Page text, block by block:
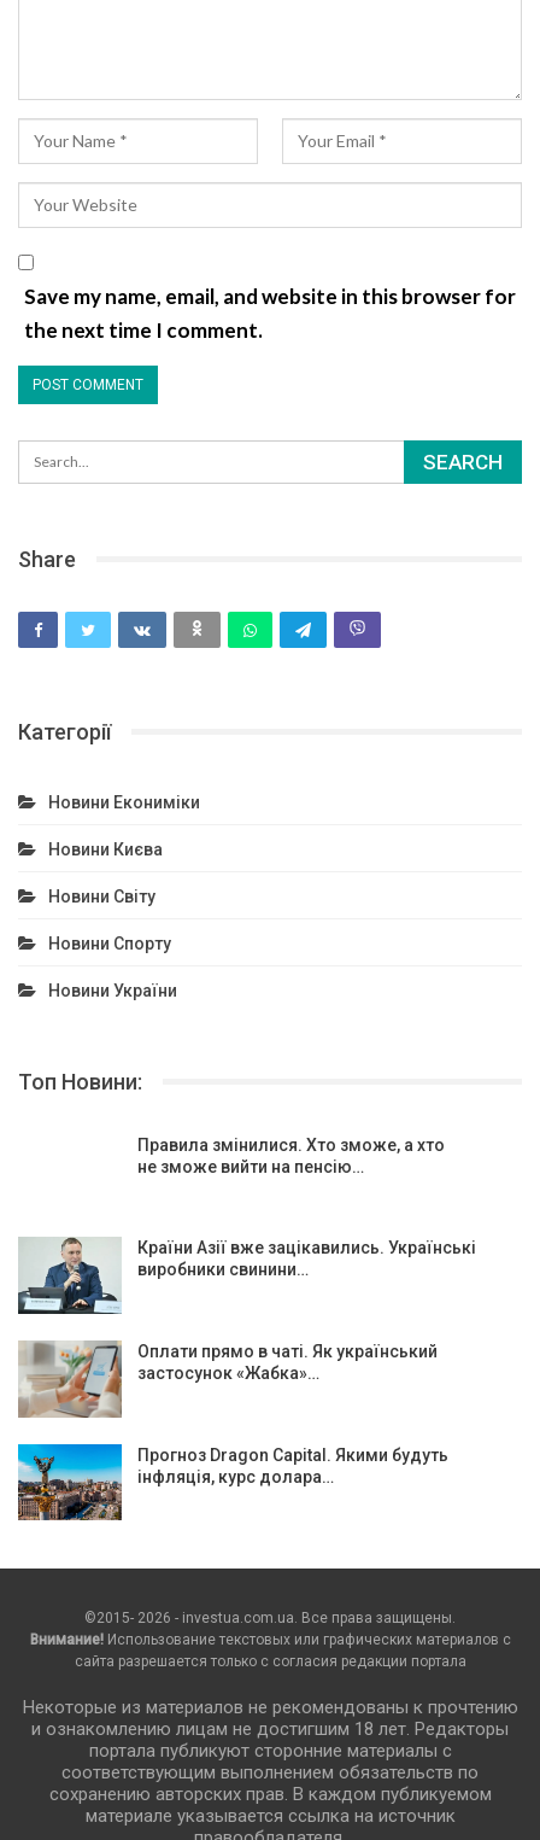
Save my name, email, and website in this browser for
the next time I comment.
Share
Категорії
Новини Екониміки
Новини Києва
Новини Світу
Новини Спорту
Новини України
Топ Новини:
Правила змінилися. Хто зможе, а хто
не зможе вийти на пенсію…
Країни Азії вже зацікавились. Українські
виробники свинини…
Оплати прямо в чаті. Як український
застосунок «Жабка»…
Прогноз Dragon Capital. Якими будуть
інфляція, курс долара…
©2015- 2026 - investua.com.ua. Все права защищены.
Внимание!Использование текстовых или графических материалов с
сайта разрешается только c согласия редакции портала
Некоторые из материалов не рекомендованы к прочтению
и ознакомлению лицам не достигшим 18 лет. Редакторы
портала публикуют сторонние материалы с
соответствующим выполнением обязательств по
сохранению авторских прав. В каждом публикуемом
материале указывается ссылка на источник